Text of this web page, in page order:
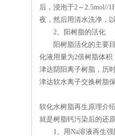
后，浸泡于2～2.5mol//
夜，然后用清水洗净，
2、阳树脂的活化
阳树脂活化的主要目
化液用量为2倍树脂体积
津达阴阳离子树脂，历
津达软水离子交换树脂
软化水树脂再生原理介
就是树脂钙污染后的还
1、用Na溶液再生强